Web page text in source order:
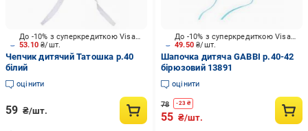
53.10₴/шт.
До -10% з суперкредиткою Visa Вигода
Чепчик дитячий Татошка р.40
білий
оцінити
59 ₴/шт.
49.50₴/шт.
До -10% з суперкредиткою Visa Вигода
Шапочка дитяча GABBI р.40-42
бірюзовий 13891
оцінити
78 -23₴
55 ₴/шт.